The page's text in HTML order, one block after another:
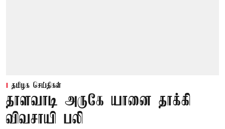
தமிழக செய்திகள்
தாளவாடி அருகே யானை தாக்கி
விவசாயி பலி